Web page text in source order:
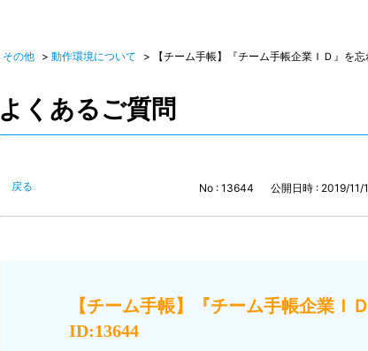
その他 > 動作環境について > 【チーム手帳】『チーム手帳企業ＩＤ』
よくあるご質問
戻る No : 13644 公開日時 : 2019/11/
【チーム手帳】『チーム手帳企業
ID:13644